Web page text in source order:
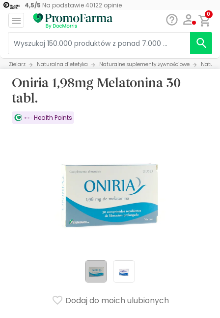
4,5/5 Na podstawie40122opinie
0
Zielarz Naturalna dietetyka Naturalne suplementy żywnościowe
Oniria 1,98mg Melatonina 30
tabl.
Health Points
Dodaj do moich ulubionych